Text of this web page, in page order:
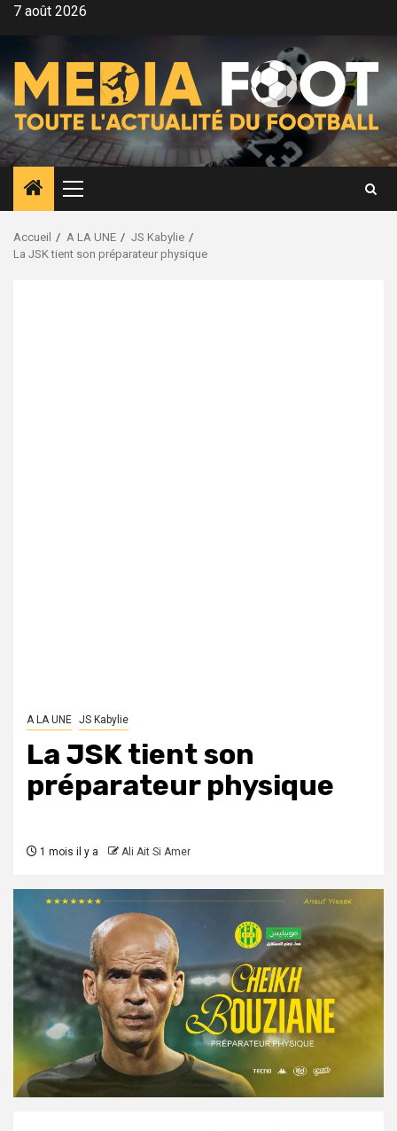
Aller7 août 2026
Menu
principal
Accueil A LA UNE
JS Kabylie
La JSK tient son préparateur physique
A LA UNE JS Kabylie
La JSK tient son
préparateur physique
1 mois il y a Ali Ait Si Amer